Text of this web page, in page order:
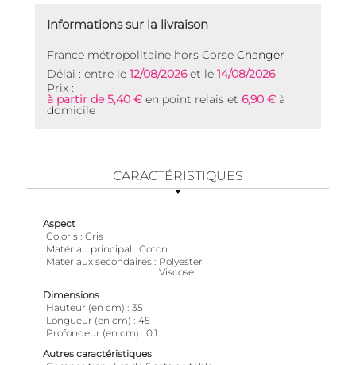
Informations sur la livraison
France métropolitaine hors Corse Changer
Délai : entre le 12/08/2026et le 14/08/2026
Prix :
à partir de 5,40 € en point relais et 6,90 € à
domicile
CARACTÉRISTIQUES
Aspect
Coloris Gris
Matériau principal
Coton
Matériaux secondaires
Polyester
Viscose
Dimensions
Hauteur (en cm)
35
Longueur (en cm)
45
Profondeur (en cm)
0.1
Autres caractéristiques